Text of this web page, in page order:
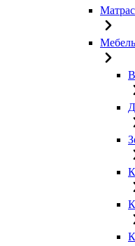
Мебель